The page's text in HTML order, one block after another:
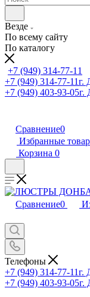
Везде
По всему сайту
По каталогу
+7 (949) 314-77-11
+7 (949) 314-77-11г.
+7 (949) 403-93-05г.
Сравнение0
Избранные
Корзина 0
Сравнение0
Телефоны
+7 (949) 314-77-11г.
+7 (949) 403-93-05г.